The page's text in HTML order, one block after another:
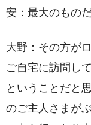
安：最大のもの
大野：その方が
ご自宅に訪問し
ということだと
のご主人さまが